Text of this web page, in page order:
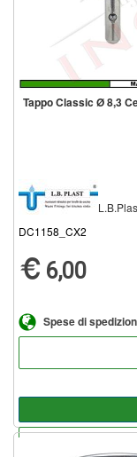
Tappo Classic Ø 8,3
DC1158_CX2
6,00
Spese di